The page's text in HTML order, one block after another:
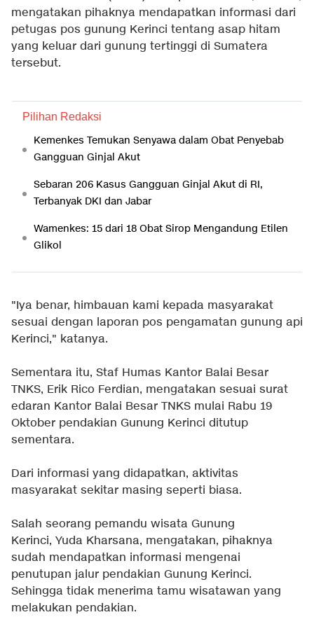
mengatakan pihaknya mendapatkan informasi dari
petugas pos gunung Kerinci tentang asap hitam
yang keluar dari gunung tertinggi di Sumatera
tersebut.
Pilihan Redaksi
Kemenkes Temukan Senyawa dalam Obat Penyebab
Gangguan Ginjal Akut
Sebaran 206 Kasus Gangguan Ginjal Akut di RI,
Terbanyak DKI dan Jabar
Wamenkes: 15 dari 18 Obat Sirop Mengandung Etilen
Glikol
"Iya benar, himbauan kami kepada masyarakat
sesuai dengan laporan pos pengamatan gunung api
Kerinci," katanya.
Sementara itu, Staf Humas Kantor Balai Besar
TNKS, Erik Rico Ferdian, mengatakan sesuai surat
edaran Kantor Balai Besar TNKS mulai Rabu 19
Oktober pendakian Gunung Kerinci ditutup
sementara.
Dari informasi yang didapatkan, aktivitas
masyarakat sekitar masing seperti biasa.
Salah seorang pemandu wisata Gunung
Kerinci, Yuda Kharsana, mengatakan, pihaknya
sudah mendapatkan informasi mengenai
penutupan jalur pendakian Gunung Kerinci.
Sehingga tidak menerima tamu wisatawan yang
melakukan pendakian.